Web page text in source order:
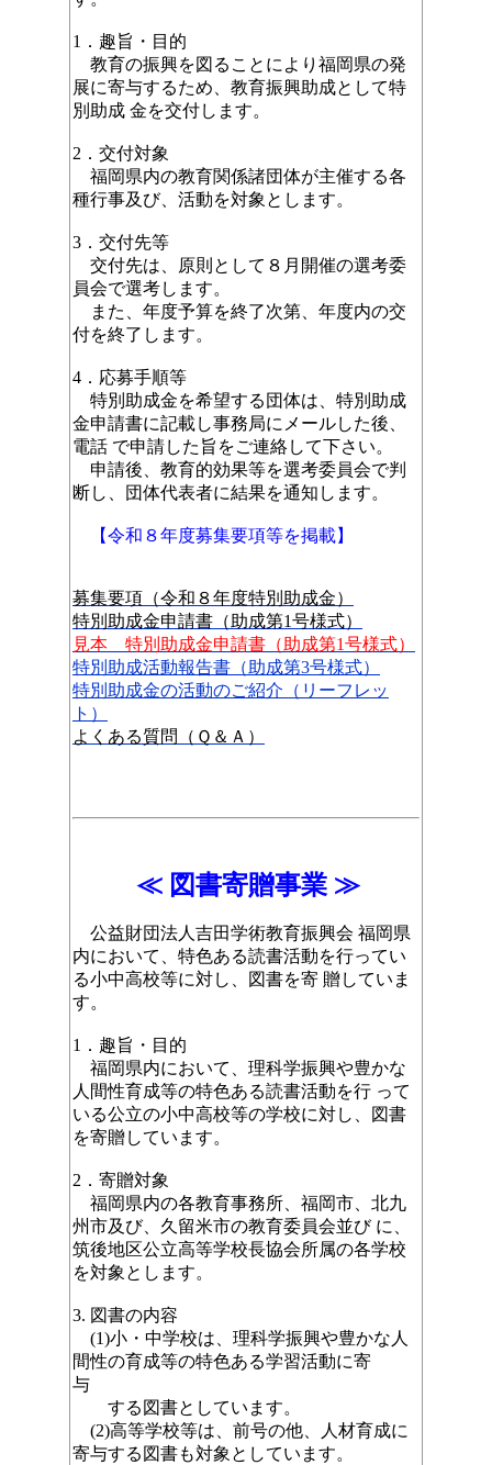
1．趣旨・目的
教育の振興を図ることにより福岡県の発
展に寄与するため、教育振興助成として特
別助成 金を交付します。
2．交付対象
福岡県内の教育関係諸団体が主催する各
種行事及び、活動を対象とします。
3．交付先等
交付先は、原則として８月開催の選考委
員会で選考します。
また、年度予算を終了次第、年度内の交
付を終了します。
4．応募手順等
特別助成金を希望する団体は、特別助成
金申請書に記載し事務局にメールした後、
電話 で申請した旨をご連絡して下さい。
申請後、教育的効果等を選考委員会で判
断し、団体代表者に結果を通知します。
【令和８年度募集要項等を掲載】
募集要項（令和８年度特別助成金）
特別助成金申請書（助成第1号様式）
見本
特別助成金申請書（助成第1号様式）
特別助成活動報告書 （助成第3号様式）
特別助成金の活動のご紹介（リーフレッ
ト）
よくある質問（Ｑ＆Ａ）
≪ 図書寄贈事業 ≫
公益財団法人吉田学術教育振興会 福岡県
内において、特色ある読書活動を行ってい
る小中高校等に対し、図書を寄 贈していま
す。
1．趣旨・目的
福岡県内において、理科学振興や豊かな
人間性育成等の特色ある読書活動を行 って
いる公立の小中高校等の学校に対し、図書
を寄贈しています。
2．寄贈対象
福岡県内の各教育事務所、福岡市、北九
州市及び、久留米市の教育委員会並び に、
筑後地区公立高等学校長協会所属の各学校
を対象とします。
3. 図書の内容
(1)小・中学校は、理科学振興や豊かな人
間性の育成等の特色ある学習活動に寄
与
する図書としています。
(2)高等学校等は、前号の他、人材育成に
寄与する図書も対象としています。